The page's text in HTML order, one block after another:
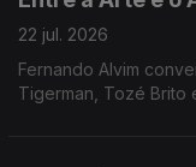
22 jul. 2026
Fernando Alvim
Tigerman, Tozé Brito